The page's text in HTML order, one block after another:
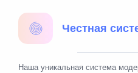
Честная
Наша уникальная система